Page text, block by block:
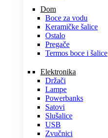
Dom
Boce za vodu
Keramičke šalice
Ostalo
Pregače
Termos boce i šalice
Elektronika
Držači
Lampe
Powerbanks
Satovi
Slušalice
USB
Zvučnici